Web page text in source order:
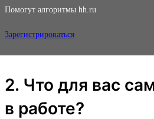
Помогут алгоритмы hh.ru
Зарегистрироваться
2. Что для вас
в работе?